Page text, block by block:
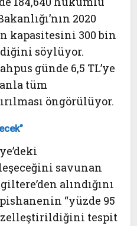
2020
kapasitesini 300 bin
söylüyor.
günde 6,5 TL’ye
tüm
öngörülüyor.
savunan
alındığını
“yüzde 95
tespit